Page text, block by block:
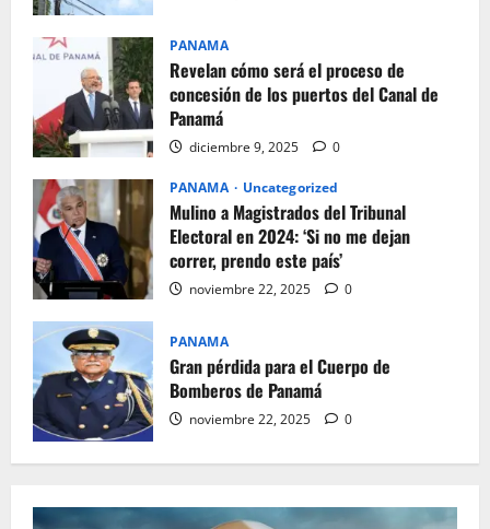
PANAMA
Revelan cómo será el proceso de
concesión de los puertos del Canal de
Panamá
diciembre 9, 2025 0
PANAMA Uncategorized
Mulino a Magistrados del Tribunal
Electoral en 2024: ‘Si no me dejan
correr, prendo este país’
noviembre 22, 2025 0
PANAMA
Gran pérdida para el Cuerpo de
Bomberos de Panamá
noviembre 22, 2025 0